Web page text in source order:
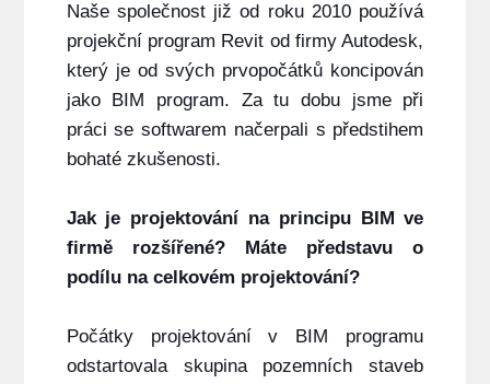
Naše společnost již od roku 2010 používá
projekční program Revit od firmy Autodesk,
který je od svých prvopočátků koncipován
jako BIM program. Za tu dobu jsme při
práci se softwarem načerpali s předstihem
bohaté zkušenosti.
Jak je projektování na principu BIM ve
firmě rozšířené? Máte představu o
podílu na celkovém projektování?
Počátky projektování v BIM programu
odstartovala skupina pozemních staveb